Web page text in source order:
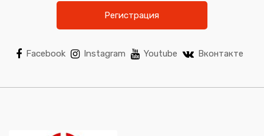
Регистрация
Facebook Instagram Youtube Вконтакте